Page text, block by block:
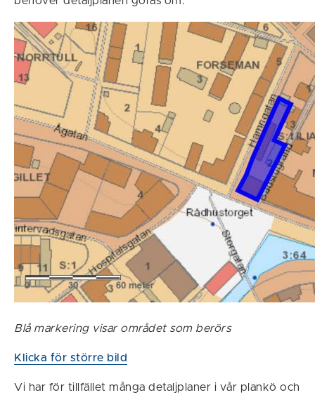
Blå markering visar området som berörs
Klicka för större bild
Vi har för tillfället många detaljplaner i vår plankö och